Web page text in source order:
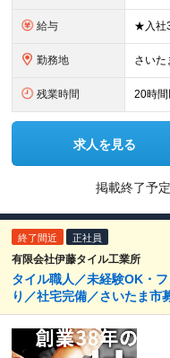
給与
勤務地
残業時間 20時間
求人を見る
掲載終了予定
終了間近 正社員
有限会社伊藤タイル工業所
タイル職人／未経験OK・
り／社宅完備／さいたま市